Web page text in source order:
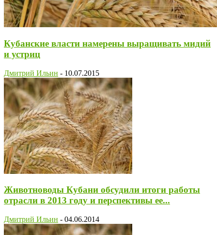
Кубанские власти намерены выращивать мидий
и устриц
Дмитрий Ильин - 10.07.2015
Животноводы Кубани обсудили итоги работы
отрасли в 2013 году и перспективы ее...
Дмитрий Ильин - 04.06.2014